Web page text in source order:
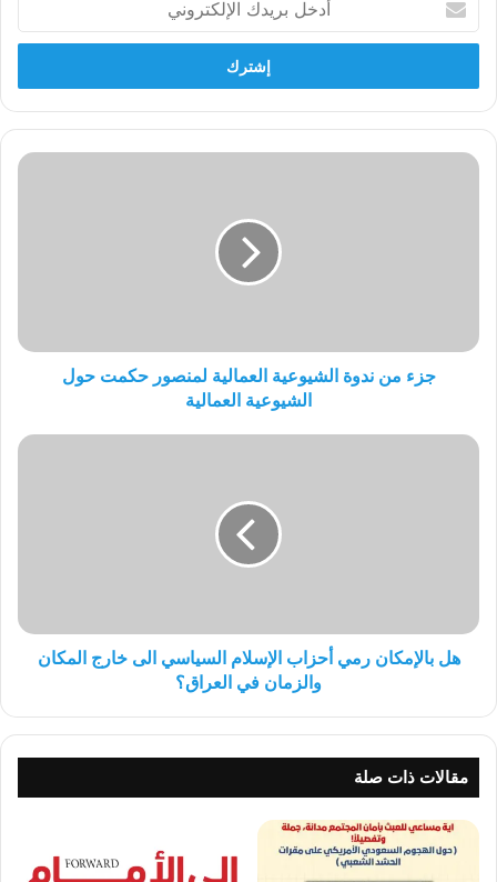
بريدك
الإلكتروني
جزء
الشيوعية
العماليةجزء من ندوة الشيوعية العمالية لمنصور حكمت حول
الشيوعية العمالية
هل
المكان
والزمان
هل بالإمكان رمي أحزاب الإسلام السياسي الى خارج المكان
والزمان في العراق؟
مقالات ذات صلة